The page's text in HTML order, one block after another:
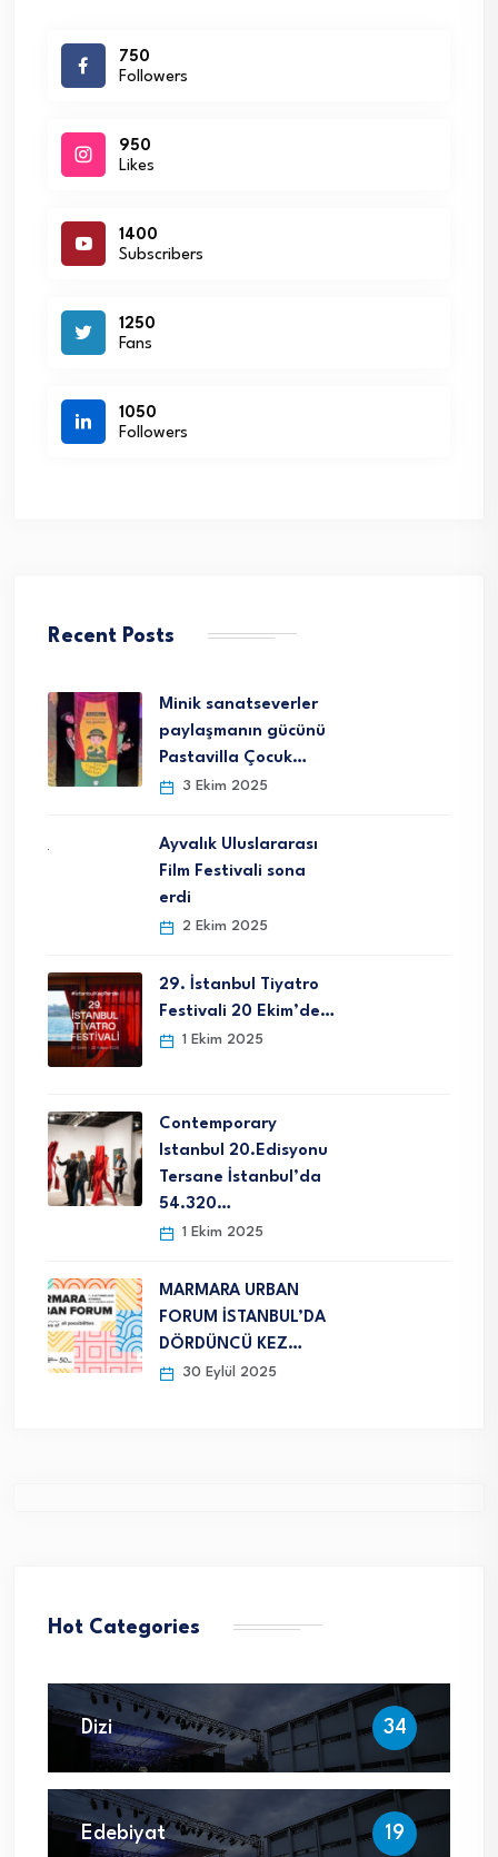
750
Followers
950
Likes
1400
Subscribers
1250
Fans
1050
Followers
Recent Posts
Minik sanatseverler
paylaşmanın gücünü
Pastavilla Çocuk…
3 Ekim 2025
Ayvalık Uluslararası
Film Festivali sona
erdi
2 Ekim 2025
29. İstanbul Tiyatro
Festivali 20 Ekim’de…
1 Ekim 2025
Contemporary
Istanbul 20.Edisyonu
Tersane İstanbul’da
54.320…
1 Ekim 2025
MARMARA URBAN
FORUM İSTANBUL’DA
DÖRDÜNCÜ KEZ…
30 Eylül 2025
Hot Categories
Dizi 34
Edebiyat 19